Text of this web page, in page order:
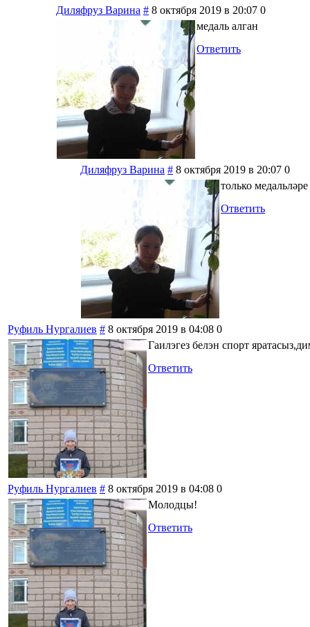
Диляфруз Варина # 8 октября 2019 в 20:07 0
медаль алган
Ответить
Диляфруз Варина # 8 октября 2019 в 20:07 0
только
Ответить
Руфиль Нургалиев # 8 октября 2019 в 04:08 0
Гаилэгез белэн спорт
Ответить
Руфиль Нургалиев # 8 октября 2019 в 04:08 0
Молодцы!
Ответить